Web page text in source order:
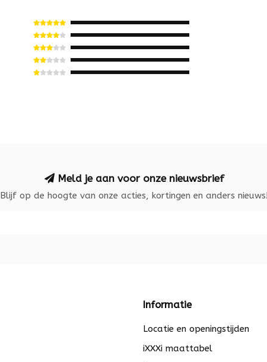
Meld je aan voor onze nieuwsbrief
Blijf op de hoogte van onze acties, kortingen en anders nieuws!
Informatie
Locatie en openingstijden
iXXXi maattabel